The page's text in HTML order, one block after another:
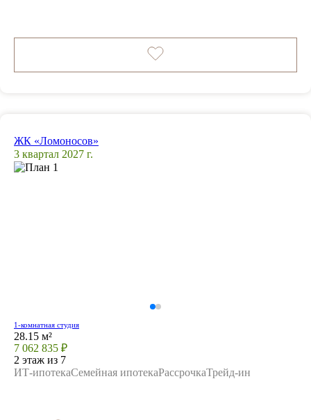
ЖК «Ломоносов»
3 квартал 2027 г.
1-комнатная студия
28.15 м²
7 062 835 ₽
2 этаж из 7
ИТ-ипотекаСемейная ипотекаРассрочкаТрейд-ин